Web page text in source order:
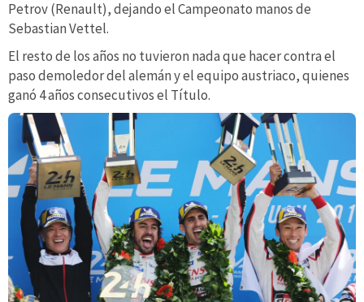
Petrov (Renault), dejando el Campeonato manos de
Sebastian Vettel.
El resto de los años no tuvieron nada que hacer contra el
paso demoledor del alemán y el equipo austriaco, quienes
ganó 4 años consecutivos el Título.